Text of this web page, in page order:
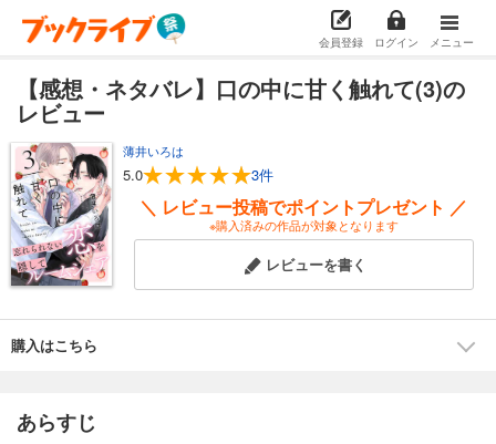
会員登録 ログイン メニュー
【感想・ネタバレ】口の中に甘く触れて(3)の
レビュー
薄井いろは
5.0 3件
＼ レビュー投稿でポイントプレゼント ／
※購入済みの作品が対象となります
レビューを書く
購入はこちら
あらすじ